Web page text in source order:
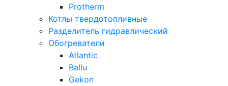
Protherm
Котлы твердотопливные
Разделитель гидравлический
Обогреватели
Atlantic
Ballu
Gekon